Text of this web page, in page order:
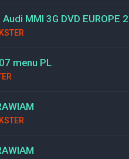
MMI 3G DVD EUROPE
menu PL